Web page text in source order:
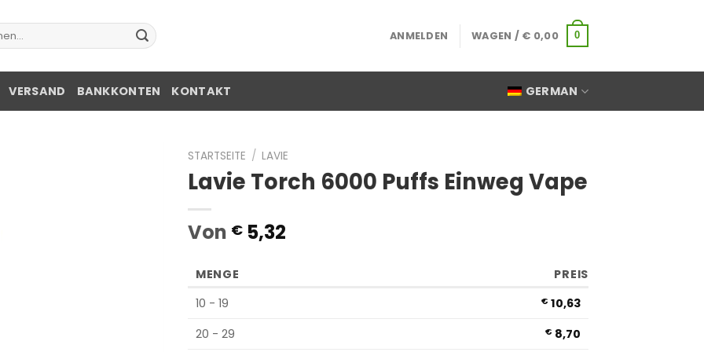
ANMELDEN WAGEN / € 0,00 0
VERSAND BANKKONTEN KONTAKT GERMAN
STARTSEITE / LAVIE
Lavie Torch 6000 Puffs Einweg Vape
Von € 5,32
MENGE
PREIS
10 - 19
€ 10,63
20 - 29
€ 8,70